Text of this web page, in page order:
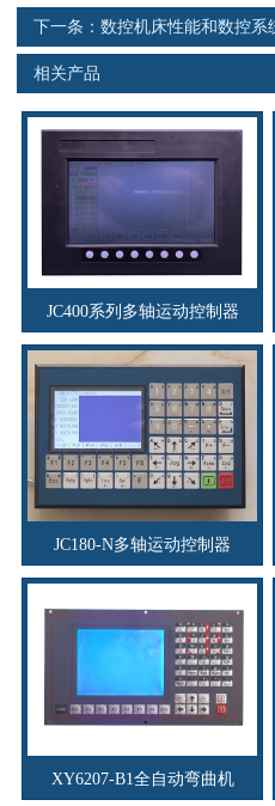
下一条： 数控机床性能和数控系
数控系统决定)
相关产品
JC400系列多轴运动控制器
JC180-N多轴运动控制器
XY6207-B1全自动弯曲机